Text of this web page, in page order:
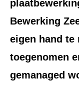
Bewerking
eigen hand
toegenomen
gemanaged